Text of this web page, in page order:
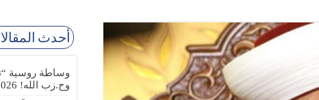
أحدث
وساطة روسية
وح.زب الله! 08-07